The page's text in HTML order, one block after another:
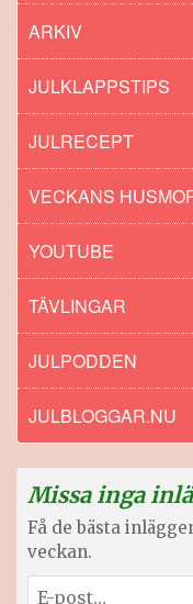
ARKIV
JULKLAPPSTIPS
JULRECEPT
VECKANS
YOUTUBE
TÄVLINGAR
JULPODDEN
JULBLOGGAR.NU
Missa inga
Få de bästa
veckan.